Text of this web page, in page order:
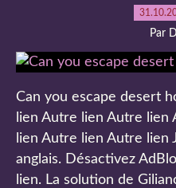
Par
Can you escape desert
lien Autre lien Autre
lien Autre lien Autre lien
anglais. Désactivez
lien. La solution de